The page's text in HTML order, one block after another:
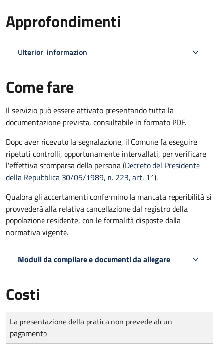
Approfondimenti
Ulteriori informazioni
Come fare
Il servizio può essere attivato presentando tutta la
documentazione prevista, consultabile in formato PDF.
Dopo aver ricevuto la segnalazione, il Comune fa eseguire
ripetuti controlli, opportunamente intervallati, per verificare
l'effettiva scomparsa della persona (Decreto del Presidente
della Repubblica 30/05/1989, n. 223, art. 11).
Qualora gli accertamenti confermino la mancata reperibilità si
provvederà alla relativa cancellazione dal registro della
popolazione residente, con le formalità disposte dalla
normativa vigente.
Moduli da compilare e documenti da allegare
Costi
Tipo di pagamento
Importo
La presentazione della pratica non prevede alcun
pagamento